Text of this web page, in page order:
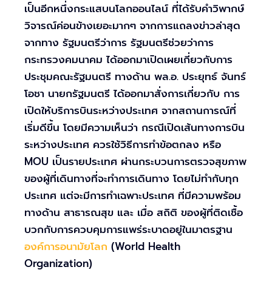
เป็นอีกหนึ่งกระแสบนโลกออนไลน์ ที่ได้รับคำวิพากษ์
วิจารณ์ค่อนข้างเยอะมากๆ จากการแถลงข่าวล่าสุด
จากทาง รัฐมนตรีว่าการ รัฐมนตรีช่วยว่าการ
กระทรวงคมนาคม ได้ออกมาเปิดเผยเกี่ยวกับการ
ประชุมคณะรัฐมนตรี ทางด้าน พล.อ. ประยุทธ์ จันทร์
โอชา นายกรัฐมนตรี ได้ออกมาสั่งการเกี่ยวกับ การ
เปิดให้บริการบินระหว่างประเทศ จากสถานการณ์ที่
เริ่มดีขึ้น โดยมีความเห็นว่า กรณีเปิดเส้นทางการบิน
ระหว่างประเทศ ควรใช้วิธีการทำข้อตกลง หรือ
MOU เป็นรายประเทศ ผ่านกระบวนการตรวจสุขภาพ
ของผู้ที่เดินทางที่จะทำการเดินทาง โดยไม่ทำกับทุก
ประเทศ แต่จะมีการทำเฉพาะประเทศ ที่มีความพร้อม
ทางด้าน สาธารณสุข และ เมื่อ สถิติ ของผู้ที่ติดเชื้อ
บวกกับการควบคุมการแพร่ระบาดอยู่ในมาตรฐาน
องค์การอนามัยโลก (World Health
Organization)